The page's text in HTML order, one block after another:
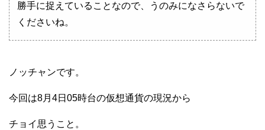
勝手に捉えていることなので、うのみになさらないで
くださいね。
ノッチャンです。
今回は8月4日05時台の仮想通貨の現況から
チョイ思うこと。